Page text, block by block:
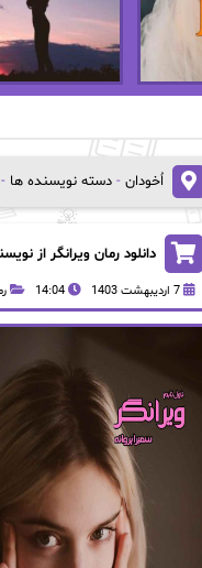
اُخودان - دسته نویسنده ها -
دانلود رمان ویرانگر از
7 اردیبهشت 1403 14:04